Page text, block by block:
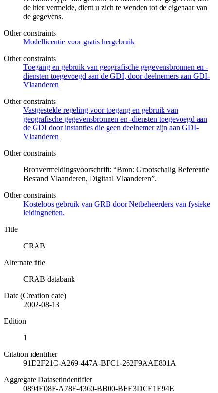
de hier vermelde, dient u zich te wenden tot de eigenaar van
de gegevens.
Other constraints
Modellicentie voor gratis hergebruik
Other constraints
Toegang en gebruik van geografische gegevensbronnen en -
diensten toegevoegd aan de GDI, door deelnemers aan GDI-
Vlaanderen
Other constraints
Vastgestelde regeling voor toegang en gebruik van
geografische gegevensbronnen en -diensten toegevoegd aan
de GDI door instanties die geen deelnemer zijn aan GDI-
Vlaanderen
Other constraints
Bronvermeldingsvoorschrift: “Bron: Grootschalig Referentie
Bestand Vlaanderen, Digitaal Vlaanderen”.
Other constraints
Kosteloos gebruik van GRB door Netbeheerders van fysieke
leidingnetten.
Title
CRAB
Alternate title
CRAB databank
Date (Creation date)
2002-08-13
Edition
1
Citation identifier
91D2F21C-A269-447A-BFC1-262F9AAE801A
Aggregate Datasetindentifier
0894E08F-A78F-4360-BB00-BEE3DCE1E94E